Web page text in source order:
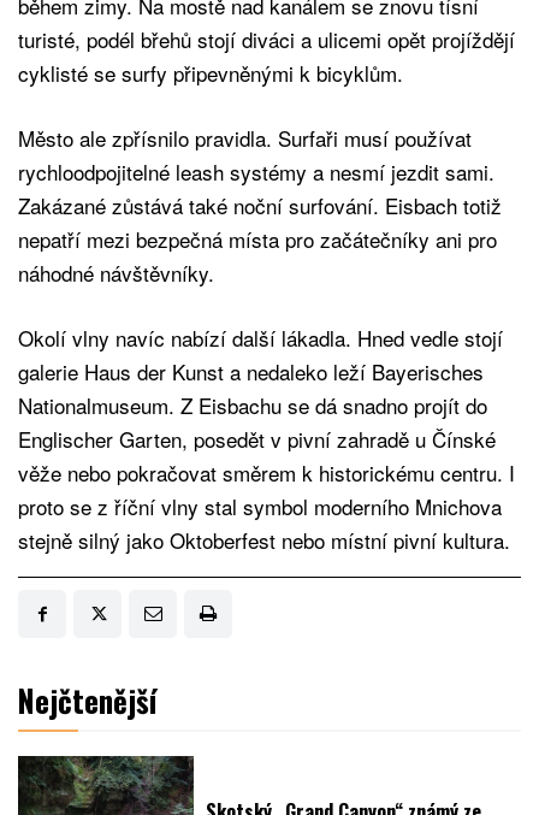
turisté, podél břehů stojí diváci a ulicemi opět projíždějí
cyklisté se surfy připevněnými k bicyklům.
Město ale zpřísnilo pravidla. Surfaři musí používat
rychloodpojitelné leash systémy a nesmí jezdit sami.
Zakázané zůstává také noční surfování. Eisbach totiž
nepatří mezi bezpečná místa pro začátečníky ani pro
náhodné návštěvníky.
Okolí vlny navíc nabízí další lákadla. Hned vedle stojí
galerie Haus der Kunst a nedaleko leží Bayerisches
Nationalmuseum. Z Eisbachu se dá snadno projít do
Englischer Garten, posedět v pivní zahradě u Čínské
věže nebo pokračovat směrem k historickému centru. I
proto se z říční vlny stal symbol moderního Mnichova
stejně silný jako Oktoberfest nebo místní pivní kultura.
Nejčtenější